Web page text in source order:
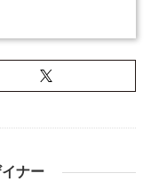
ナー